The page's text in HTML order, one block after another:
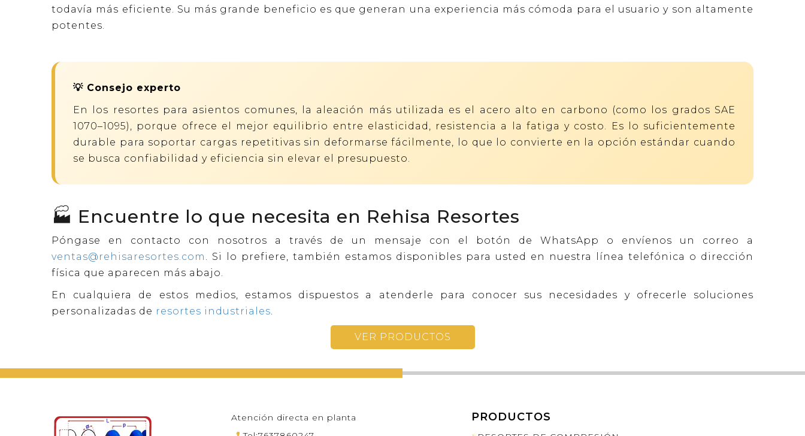
todavía más eficiente. Su más grande beneficio es que generan una experiencia más cómoda para el usuario y son altamente
potentes.
💡 Consejo experto
En los resortes para asientos comunes, la aleación más utilizada es el acero alto en carbono (como los grados SAE
1070–1095), porque ofrece el mejor equilibrio entre elasticidad, resistencia a la fatiga y costo. Es lo suficientemente
durable para soportar cargas repetitivas sin deformarse fácilmente, lo que lo convierte en la opción estándar cuando
se busca confiabilidad y eficiencia sin elevar el presupuesto.
🏭 Encuentre lo que necesita en Rehisa Resortes
Póngase en contacto con nosotros a través de un mensaje con el botón de WhatsApp o envíenos un correo a
ventas@rehisaresortes.com . Si lo prefiere, también estamos disponibles para usted en nuestra línea telefónica o dirección
física que aparecen más abajo.
En cualquiera de estos medios, estamos dispuestos a atenderle para conocer sus necesidades y ofrecerle soluciones
personalizadas de resortes industriales.
VER PRODUCTOS
Atención directa en planta
PRODUCTOS